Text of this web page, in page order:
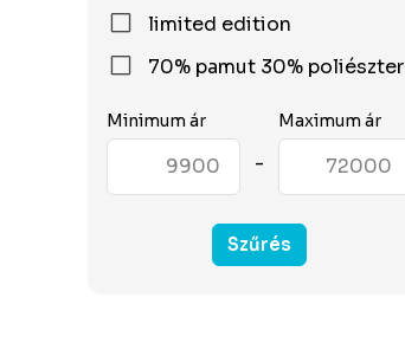
limited edition
70% pamut 30% poliészter
Minimum ár
-
Maximum ár
Szűrés